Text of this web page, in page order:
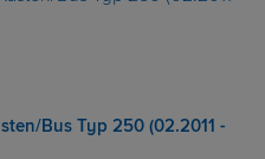
Bus Typ 250 (02.2011 -